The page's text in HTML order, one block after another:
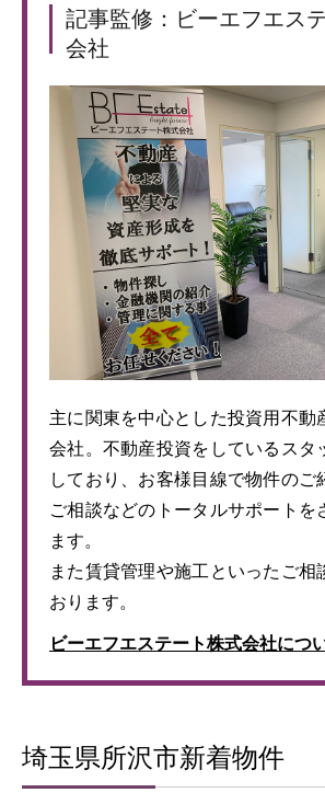
記事監修：ビーエフエス
会社
主に関東を中心とした投資用不動
会社。不動産投資をしているスタ
しており、お客様目線で物件のご
ご相談などのトータルサポートを
ます。
また賃貸管理や施工といったご相
おります。
ビーエフエステート株式会社につ
埼玉県所沢市新着物件